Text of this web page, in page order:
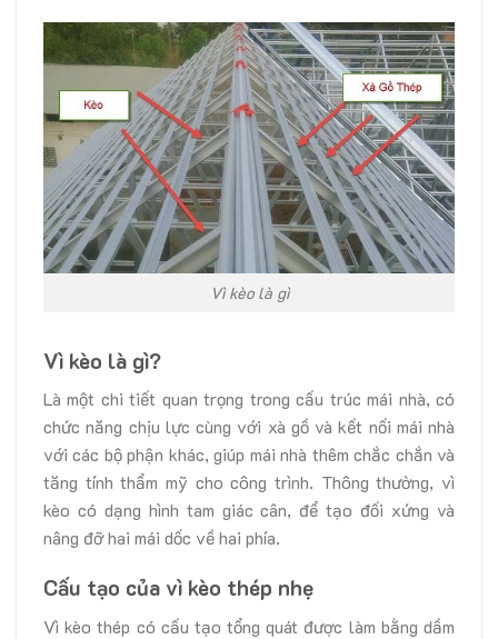
Vì kèo là gì
Vì kèo là gì?
Là một chi tiết quan trọng trong cấu trúc mái nhà, có
chức năng chịu lực cùng với xà gồ và kết nối mái nhà
với các bộ phận khác, giúp mái nhà thêm chắc chắn và
tăng tính thẩm mỹ cho công trình. Thông thường, vì
kèo có dạng hình tam giác cân, để tạo đối xứng và
nâng đỡ hai mái dốc về hai phía.
Cấu tạo của vì kèo thép nhẹ
Vì kèo thép có cấu tạo tổng quát được làm bằng dầm